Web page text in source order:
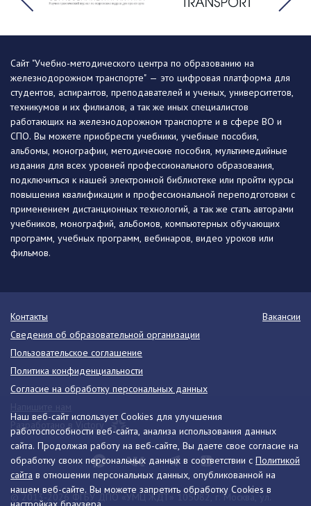
Наш веб-сайт использует Cookies для улучшения
работоспособности веб-сайта, анализа использования данных
сайта. Продолжая работу на веб-сайте, Вы даете свое согласие на
обработку своих персональных данных в соответствии с Политикой
сайта в отношении персональных данных, опубликованной на
нашем веб-сайте. Вы можете запретить обработку Cookies в
Сайт "Учебно-методического центра по образованию на
железнодорожном транспорте" — это цифровая платформа для
студентов, аспирантов, преподавателей и ученых, университетов,
техникумов и их филиалов, а так же иных специалистов
работающих на железнодорожном транспорте и в сфере ВО и
СПО. Вы можете приобрести учебники, учебные пособия,
альбомы, монографии, методические пособия, мультимедийные
издания для всех уровней профессионального образования,
подключиться к нашей электронной библиотеке или пройти курсы
повышения квалификации и профессиональной переподготовки с
применением дистанционных технологий, а так же стать авторами
учебников, монографий, альбомов, компьютерных обучающих
программ, учебных программ, вебинаров, видео уроков или
фильмов.
© 2013-2026 ФГБУ ДПО «УМЦ ЖДТ» 105082, г. Москва, ул.
Контакты
Вакансии
Сведения об образовательной организации
Пользовательское соглашение
Политика конфиденциальности
Согласие на обработку персональных данных
Разработано в Victory